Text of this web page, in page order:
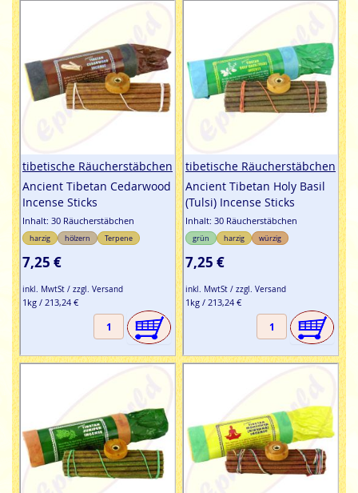
tibetische Räucherstäbchen
Ancient Tibetan Cedarwood
Incense Sticks
Inhalt: 30 Räucherstäbchen
harzig hölzern Terpene
7,25 €
inkl. MwtSt / zzgl. Versand
1kg / 213,24 €
tibetische Räucherstäbchen
Ancient Tibetan Holy Basil
(Tulsi) Incense Sticks
Inhalt: 30 Räucherstäbchen
grün harzig würzig
7,25 €
inkl. MwtSt / zzgl. Versand
1kg / 213,24 €